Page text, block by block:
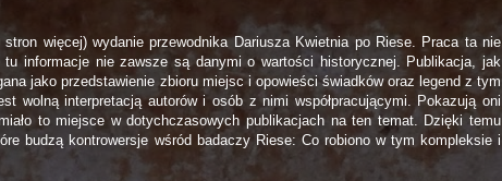
stron więcej) wydanie przewodnika Dariusza Kwietnia po Riese. Praca ta nie
informacje nie zawsze są danymi o wartości historycznej. Publikacja, jak
jako przedstawienie zbioru miejsc i opowieści świadków oraz legend z tym
wolną interpretacją autorów i osób z nimi współpracującymi. Pokazują oni
to miejsce w dotychczasowych publikacjach na ten temat. Dzięki temu
budzą kontrowersje wśród badaczy Riese: Co robiono w tym kompleksie i